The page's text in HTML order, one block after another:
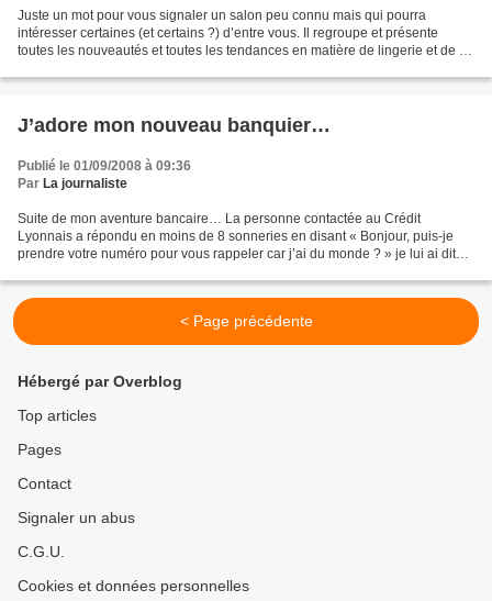
Juste un mot pour vous signaler un salon peu connu mais qui pourra
intéresser certaines (et certains ?) d’entre vous. Il regroupe et présente
toutes les nouveautés et toutes les tendances en matière de lingerie et de «
J’adore mon nouveau banquier…
Publié le 01/09/2008 à 09:36
Par La journaliste
Suite de mon aventure bancaire… La personne contactée au Crédit
Lyonnais a répondu en moins de 8 sonneries en disant « Bonjour, puis-je
prendre votre numéro pour vous rappeler car j’ai du monde ? » je lui ai dit
< Page précédente
Hébergé par Overblog
Top articles
Pages
Contact
Signaler un abus
C.G.U.
Cookies et données personnelles